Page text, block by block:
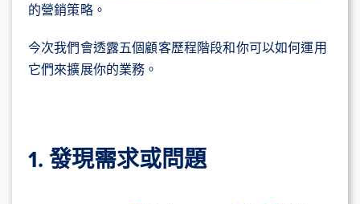
的營銷策略。
今次我們會透露五個顧客歷程階段和你可以如何運用
它們來擴展你的業務。
1. 發現需求或問題